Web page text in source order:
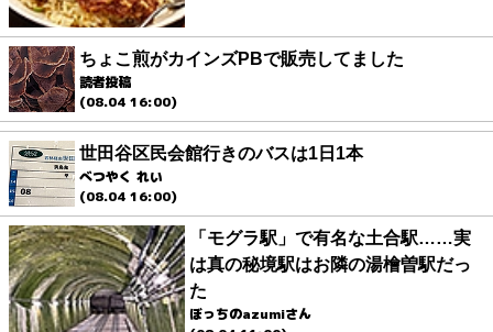
ちょこ煎がカインズPBで販売してました
読者投稿
(08.04 16:00)
世田谷区民会館行きのバスは1日1本
べつやく れい
(08.04 16:00)
「モグラ駅」で有名な土合駅……実
は真の秘境駅はお隣の湯檜曽駅だっ
た
ぼっちのazumiさん